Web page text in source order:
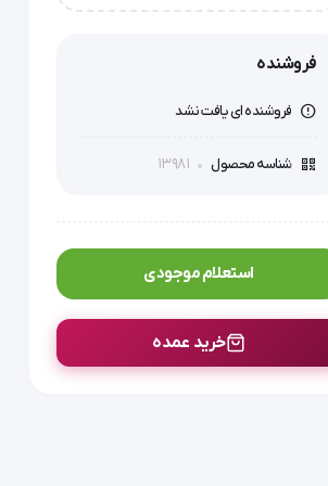
فروشنده
فروشنده ای یافت نشد
شناسه محصول 13981
استعلام موجودی
خرید عمده